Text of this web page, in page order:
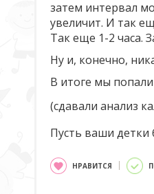
затем интервал
увеличит. И так
Так еще 1-2 часа.
Ну и, конечно,
В итоге мы
(сдавали анализ
Пусть ваши детки
НРАВИТСЯ